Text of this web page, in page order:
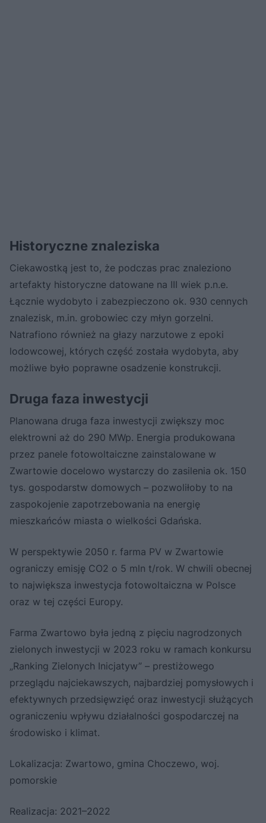
Historyczne znaleziska
Ciekawostką jest to, że podczas prac znaleziono
artefakty historyczne datowane na III wiek p.n.e.
Łącznie wydobyto i zabezpieczono ok. 930 cennych
znalezisk, m.in. grobowiec czy młyn gorzelni.
Natrafiono również na głazy narzutowe z epoki
lodowcowej, których część została wydobyta, aby
możliwe było poprawne osadzenie konstrukcji.
Druga faza inwestycji
Planowana druga faza inwestycji zwiększy moc
elektrowni aż do 290 MWp. Energia produkowana
przez panele fotowoltaiczne zainstalowane w
Zwartowie docelowo wystarczy do zasilenia ok. 150
tys. gospodarstw domowych – pozwoliłoby to na
zaspokojenie zapotrzebowania na energię
mieszkańców miasta o wielkości Gdańska.
W perspektywie 2050 r. farma PV w Zwartowie
ograniczy emisję CO2 o 5 mln t/rok. W chwili obecnej
to największa inwestycja fotowoltaiczna w Polsce
oraz w tej części Europy.
Farma Zwartowo była jedną z pięciu nagrodzonych
zielonych inwestycji w 2023 roku w ramach konkursu
„Ranking Zielonych Inicjatyw” – prestiżowego
przeglądu najciekawszych, najbardziej pomysłowych i
efektywnych przedsięwzięć oraz inwestycji służących
ograniczeniu wpływu działalności gospodarczej na
środowisko i klimat.
Lokalizacja: Zwartowo, gmina Choczewo, woj.
pomorskie
Realizacja: 2021–2022